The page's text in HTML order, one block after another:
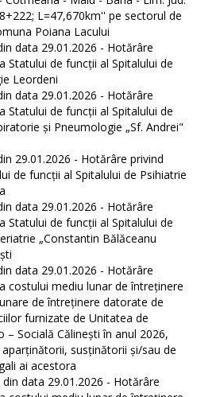
L=47,670km'' pe sectorul de
Poiana Lacului
data 29.01.2026 - Hotărâre
Statului de funcţii al Spitalului de
Leordeni
data 29.01.2026 - Hotărâre
Statului de funcţii al Spitalului de
și Pneumologie „Sf. Andrei"
29.01.2026 - Hotărâre privind
de funcţii al Spitalului de Psihiatrie
data 29.01.2026 - Hotărâre
Statului de funcţii al Spitalului de
„Constantin Bălăceanu
data 29.01.2026 - Hotărâre
costului mediu lunar de întreținere
de întreținere datorate de
furnizate de Unitatea de
– Socială Călineşti în anul 2026,
susținătorii și/sau de
ai acestora
data 29.01.2026 - Hotărâre